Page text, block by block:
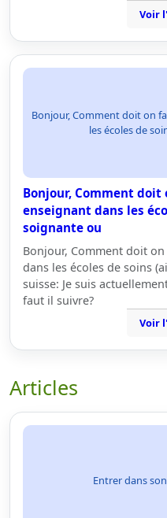
Voir
Bonjour, Comment doit on
les écoles de
Bonjour, Comment
enseignant dans les
soignante ou
Bonjour, Comment doit
dans les écoles de soins
suisse: Je suis
faut il suivre?
Voir
Articles
Entrer dans